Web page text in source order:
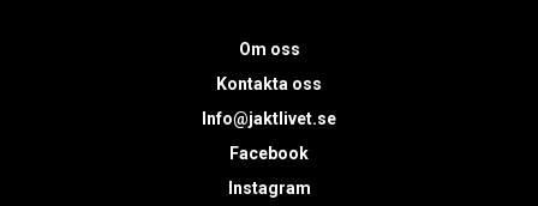
Om oss
Kontakta oss
Info@jaktlivet.se
Facebook
Instagram